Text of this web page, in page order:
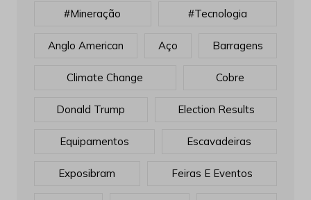
Climate Change Cobre
Donald Trump Election Results
Equipamentos Escavadeiras
Exposibram Feiras E Eventos
FERRO Flat Earth
Flotação Gerdau Gestão